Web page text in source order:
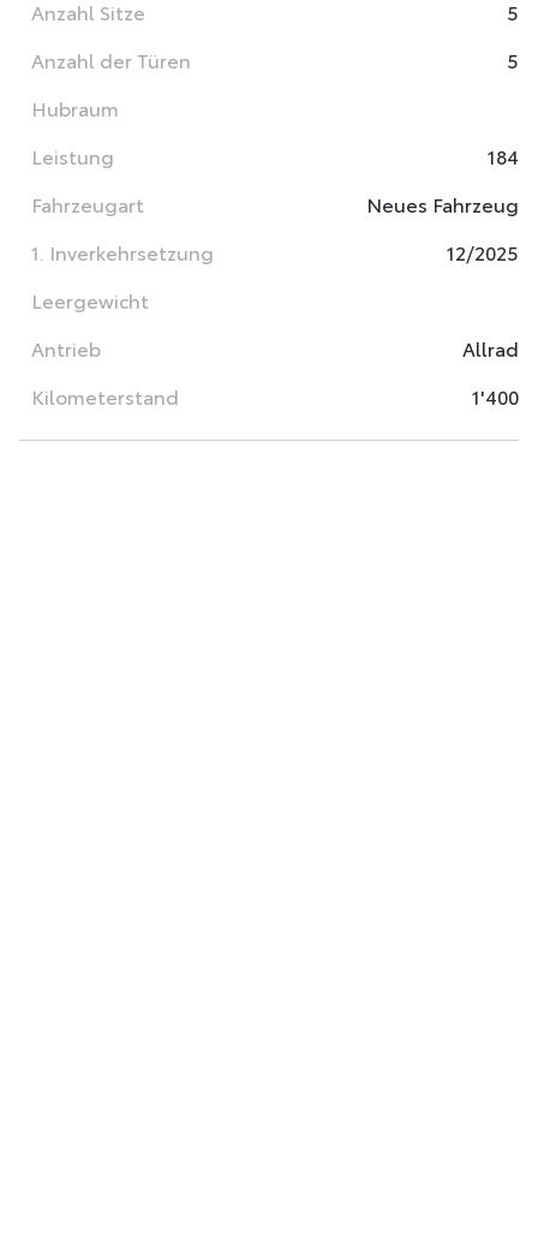
Anzahl Sitze
5
Anzahl der Türen
5
Hubraum
Leistung
184
Fahrzeugart
Neues Fahrzeug
1. Inverkehrsetzung
12/2025
Leergewicht
Antrieb
Allrad
Kilometerstand
1'400